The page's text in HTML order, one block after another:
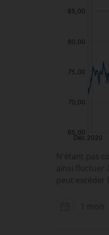
N'étant pas
ainsi fluctuer
peut excéder
1 mois